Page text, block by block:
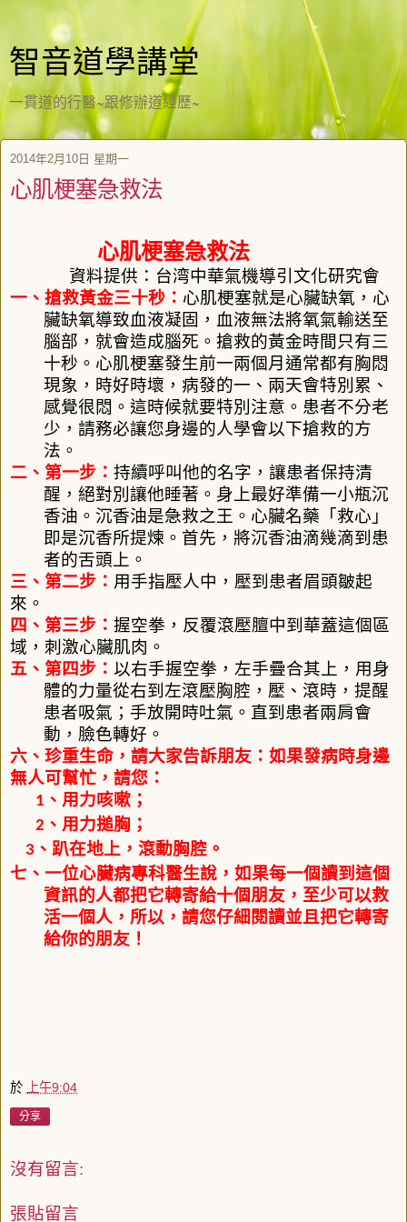
智音道學講堂
一貫道的行醫~跟修辦道經歷~
2014年2月10日 星期一
心肌梗塞急救法
心肌梗塞急救法
資料提供：台湾中華氣機導引文化研究會
一、搶救黃金三十秒： 心肌梗塞就是心臟缺氧，心
臟缺氧導致血液凝固，血液無法將氧氣輸送至
腦部，就會造成腦死。搶救的黃金時間只有三
十秒。心肌梗塞發生前一兩個月通常都有胸悶
現象，時好時壞，病發的一、兩天會特別累、
感覺很悶。這時候就要特別注意。患者不分老
少，請務必讓您身邊的人學會以下搶救的方
法。
二、第一步： 持續呼叫他的名字，讓患者保持清
醒，絕對別讓他睡著。身上最好準備一小瓶沉
香油。沉香油是急救之王。心臟名藥「救心」
即是沉香所提煉。首先，將沉香油滴幾滴到患
者的舌頭上。
三、第二步： 用手指壓人中，壓到患者眉頭皺起
來。
四、第三步： 握空拳，反覆滾壓膻中到華蓋這個區
域，刺激心臟肌肉。
五、第四步： 以右手握空拳，左手疊合其上，用身
體的力量從右到左滾壓胸腔，壓、滾時，提醒
患者吸氣；手放開時吐氣。直到患者兩肩會
動，臉色轉好。
六、珍重生命，請大家告訴朋友：如果發病時身邊
無人可幫忙，請您：
1 、用力咳嗽；
2 、用力搥胸；
3 、趴在地上，滾動胸腔。
七、一位心臟病專科醫生說，如果每一個讀到這個
資訊的人都把它轉寄給十個朋友，至少可以救
活一個人，所以，請您仔細閱讀並且把它轉寄
給你的朋友！
於 上午9:04
分享
沒有留言:
張貼留言